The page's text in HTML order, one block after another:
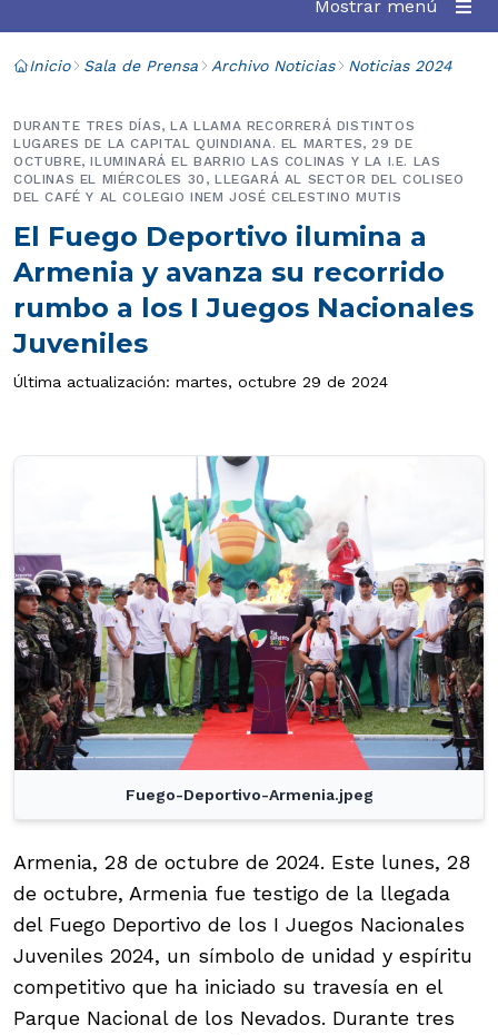
Mostrar menú
Inicio Sala de Prensa Archivo Noticias Noticias 2024
El Fuego Deportivo ilumina a
Armenia y avanza su recorrido
rumbo a los I Juegos Nacionales
Juveniles
DURANTE TRES DÍAS, LA LLAMA RECORRERÁ DISTINTOS
LUGARES DE LA CAPITAL QUINDIANA. EL MARTES, 29 DE
OCTUBRE, ILUMINARÁ EL BARRIO LAS COLINAS Y LA I.E. LAS
COLINAS EL MIÉRCOLES 30, LLEGARÁ AL SECTOR DEL COLISEO
DEL CAFÉ Y AL COLEGIO INEM JOSÉ CELESTINO MUTIS
Última actualización: martes, octubre 29 de 2024
Fuego-Deportivo-Armenia.jpeg
Armenia, 28 de octubre de 2024. Este lunes, 28
de octubre, Armenia fue testigo de la llegada
del Fuego Deportivo de los I Juegos Nacionales
Juveniles 2024, un símbolo de unidad y espíritu
competitivo que ha iniciado su travesía en el
Parque Nacional de los Nevados. Durante tres